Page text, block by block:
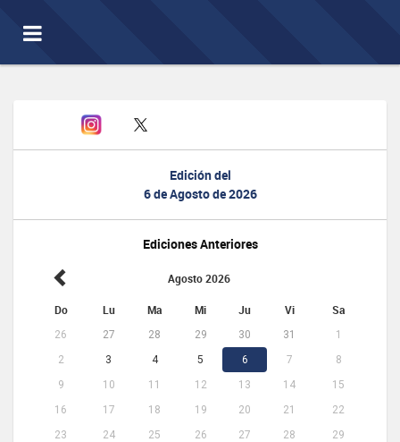
Toggle
navigation
Edición del
6 de Agosto de 2026
Ediciones Anteriores
Agosto 2026
Do Lu Ma Mi Ju Vi Sa
26 27 28 29 30 31
1
2
3 4 5 6 7
8
9
10 11 12 13 14
15
16
17 18 19 20 21
22
23
24 25 26 27 28
29